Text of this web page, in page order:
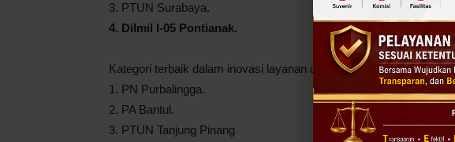
3. PTUN Surabaya.
4. Dilmil I-05 Pontianak.
Kategori terbaik dalam inovasi layanan disabilitas diberikan kepada:
1. PN Purbalingga.
2. PA Bantul.
3. PTUN Tanjung Pinang